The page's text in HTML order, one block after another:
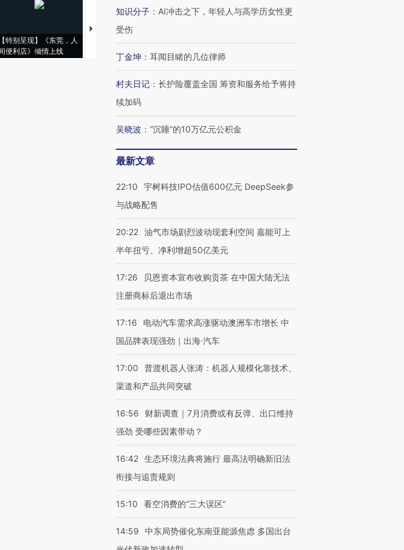
【特别呈现】《东莞，人
便利店》倾情上线
【推广】走进第四届链博
有意思的生活方式·第三对
知识分子 ： AI冲击之下，年轻人与高学历女性更
受伤
丁金坤 ： 耳闻目睹的几位律师
村夫日记 ： 长护险覆盖全国 筹资和服务给予将持
续加码
吴晓波 ： “沉睡”的10万亿元公积金
最新文章
22:10
宇树科技IPO估值600亿元 DeepSeek参
与战略配售
20:22 油气市场剧烈波动现套利空间 嘉能可上
半年扭亏、净利增超50亿美元
17:26
贝恩资本宣布收购贡茶 在中国大陆无法
注册商标后退出市场
17:16
电动汽车需求高涨驱动澳洲车市增长 中
国品牌表现强劲｜出海·汽车
17:00
普渡机器人张涛：机器人规模化靠技术、
渠道和产品共同突破
16:56
财新调查｜7月消费或有反弹、出口维持
强劲 受哪些因素带动？
16:42 生态环境法典将施行 最高法明确新旧法
衔接与追责规则
15:10 看空消费的“三大误区”
14:59
中东局势催化东南亚能源焦虑 多国出台